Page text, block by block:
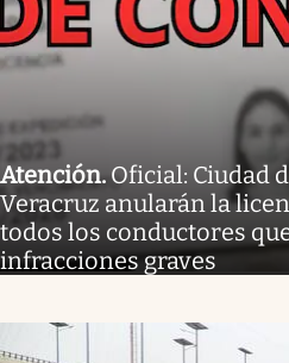
Atención.Oficial: Ciudad
Veracruz anularán la
todos los conductores
infracciones graves